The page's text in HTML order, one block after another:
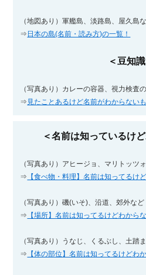
（地図あり）軍艦島、淡路島、屋久島
⇒ 日本の島(名前・読み方)の一覧！
＜豆知
（写真あり）カレーの容器、視力検査
⇒ 見たことあるけど名前がわからない
＜名前は知っているけ
（写真あり）アヒージョ、マリトッツ
⇒
【食べ物・料理】名前は知ってるけ
（写真あり）磯(いそ)、沿道、郊外など
⇒
【場所】名前は知ってるけどわから
（写真あり）うなじ、くるぶし、土踏
⇒
【体の部位】名前は知ってるけどわ